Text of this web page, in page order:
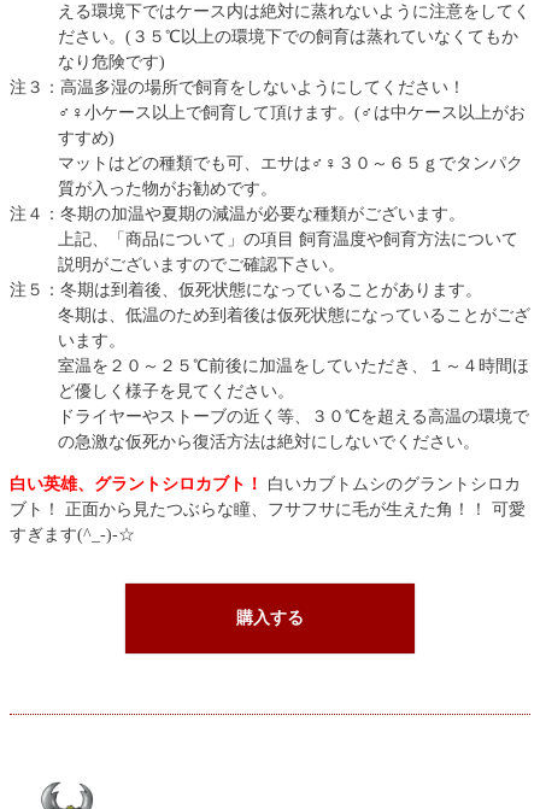
える環境下ではケース内は絶対に蒸れないように注意をしてく
ださい。(３５℃以上の環境下での飼育は蒸れていなくてもか
なり危険です)
注３：高温多湿の場所で飼育をしないようにしてください！
♂♀小ケース以上で飼育して頂けます。(♂は中ケース以上がお
すすめ)
マットはどの種類でも可、エサは♂♀３０～６５ｇでタンパク
質が入った物がお勧めです。
注４：冬期の加温や夏期の減温が必要な種類がございます。
上記、「商品について」の項目 飼育温度や飼育方法について
説明がございますのでご確認下さい。
注５：冬期は到着後、仮死状態になっていることがあります。
冬期は、低温のため到着後は仮死状態になっていることがござ
います。
室温を２０～２５℃前後に加温をしていただき、１～４時間ほ
ど優しく様子を見てください。
ドライヤーやストーブの近く等、３０℃を超える高温の環境で
の急激な仮死から復活方法は絶対にしないでください。
白い英雄、グラントシロカブト！
白いカブトムシのグラントシロカ
ブト！
正面から見たつぶらな瞳、フサフサに毛が生えた角！！ 可愛
すぎます(^_-)-☆
購入する